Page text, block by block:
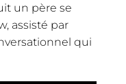
un père se
assisté par
qui